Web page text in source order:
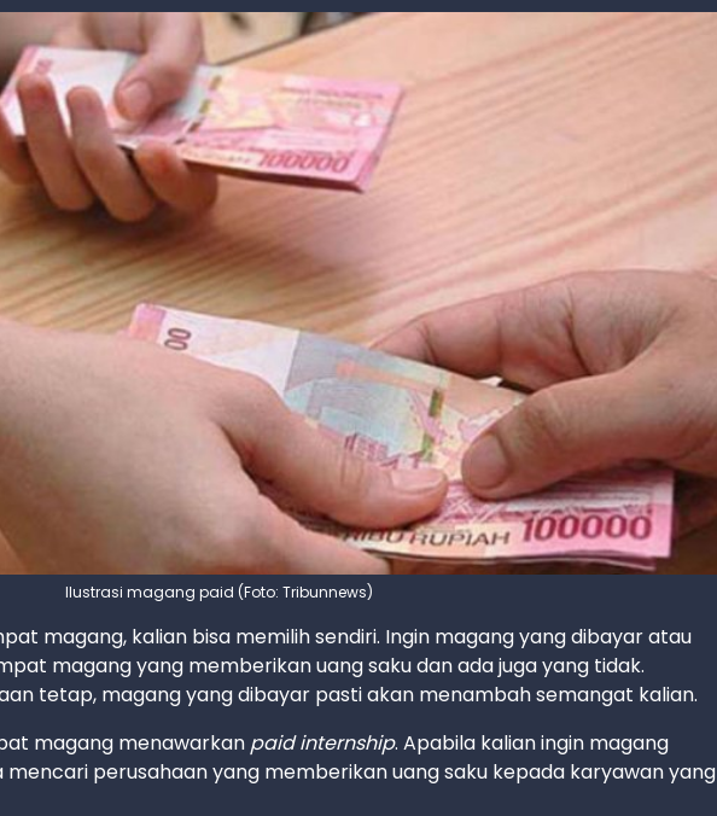
Ilustrasi magang paid (Foto: Tribunnews)
magang, kalian bisa memilih sendiri. Ingin magang yang dibayar atau
magang yang memberikan uang saku dan ada juga yang tidak.
tetap, magang yang dibayar pasti akan menambah semangat kalian.
magang menawarkan paid internship. Apabila kalian ingin magang
mencari perusahaan yang memberikan uang saku kepada karyawan yang